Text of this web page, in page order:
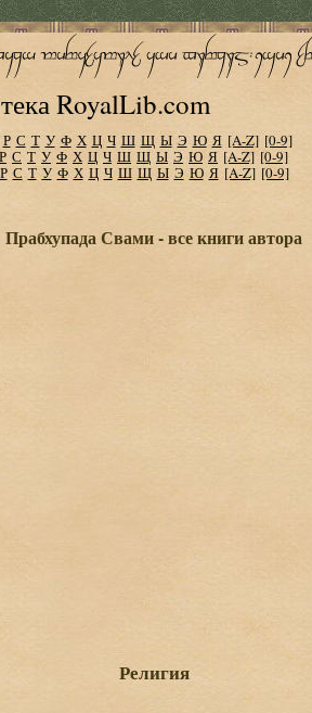
RoyalLib.com
Р С Т У Ф Х Ц Ч Ш Щ Ы Э Ю Я [A-Z] [0-9]
Р С Т У Ф Х Ц Ч Ш Щ Ы Э Ю Я [A-Z] [0-9]
Р С Т У Ф Х Ц Ч Ш Щ Ы Э Ю Я [A-Z] [0-9]
Прабхупада Свами - все книги автора
Религия